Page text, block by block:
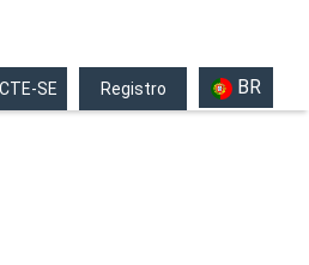
SE Registro BR